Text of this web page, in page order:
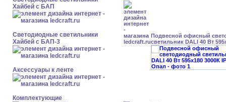
Хайбей с БАП
Светодиодные светильники
Хайбей с БАП-3
Аксессуары к ленте
Комплектующие
Подвесной офисный
светильник DALI 40 Вт